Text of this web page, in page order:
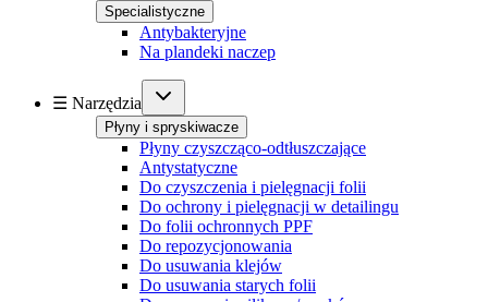
Specialistyczne
Antybakteryjne
Na plandeki naczep
☰ Narzędzia
Płyny i spryskiwacze
Płyny czyszcząco-odtłuszczające
Antystatyczne
Do czyszczenia i pielęgnacji folii
Do ochrony i pielęgnacji w detailingu
Do folii ochronnych PPF
Do repozycjonowania
Do usuwania klejów
Do usuwania starych folii